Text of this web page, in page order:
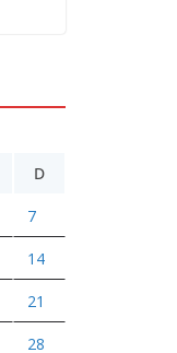
D
7
14
21
28